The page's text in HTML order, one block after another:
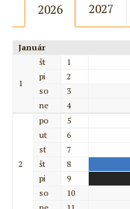
2026 2027
Január
1
št
1
pi
2
so
3
ne
4
2
po
5
ut
6
st
7
št
8
pi
9
so
10